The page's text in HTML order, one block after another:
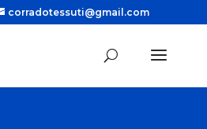
corradotessuti@gmail.com